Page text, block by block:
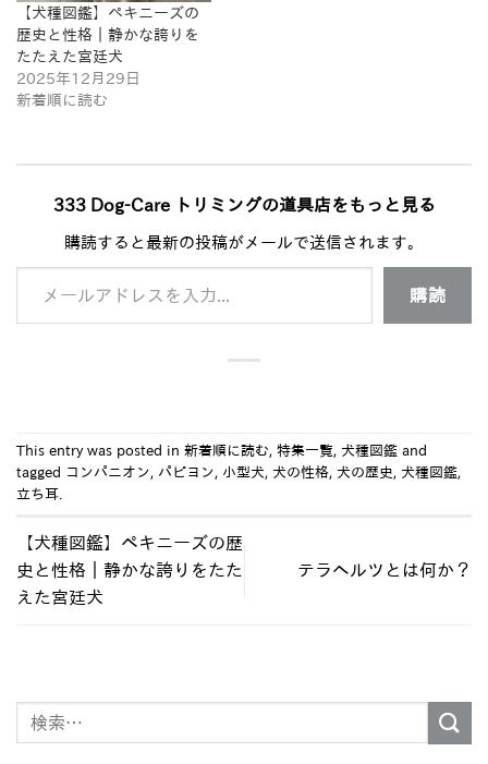
【犬種図鑑】ペキニーズの
歴史と性格｜静かな誇りを
たたえた宮廷犬
2025年12月29日
新着順に読む
333 Dog-Care トリミングの道具店をもっと見る
購読すると最新の投稿がメールで送信されます。
メールアドレスを入力...
購読
This entry was posted in 新着順に読む, 特集一覧, 犬種図鑑 and
tagged
コンパニオン, パピヨン, 小型犬, 犬の性格, 犬の歴史, 犬種図鑑,
立ち耳
【犬種図鑑】ペキニーズの歴
史と性格｜静かな誇りをたた
えた宮廷犬
テラヘルツとは何か？